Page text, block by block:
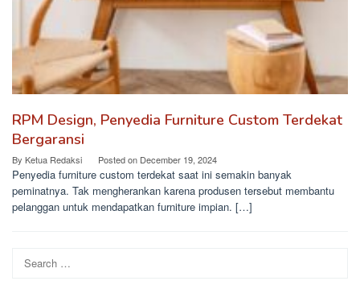
RPM Design, Penyedia Furniture Custom Terdekat
Bergaransi
By Ketua Redaksi Posted on December 19, 2024
Penyedia furniture custom terdekat saat ini semakin banyak
peminatnya. Tak mengherankan karena produsen tersebut membantu
pelanggan untuk mendapatkan furniture impian. […]
Search
for: